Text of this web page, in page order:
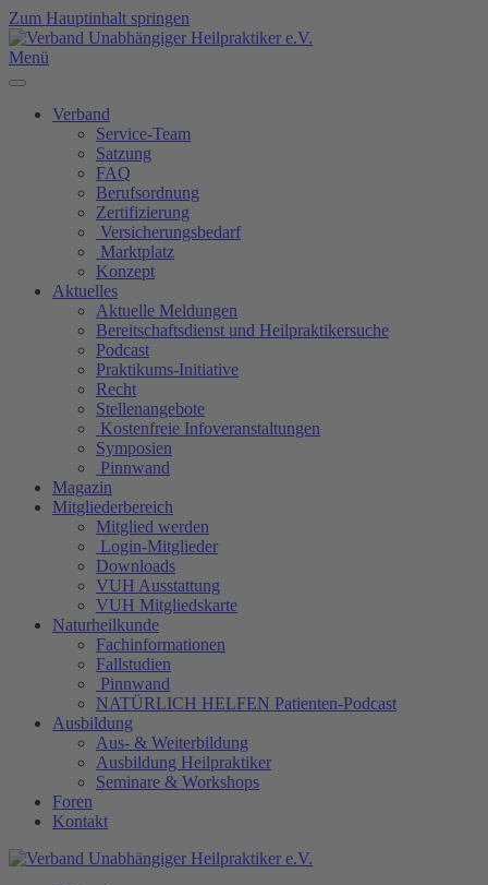
Zum Hauptinhalt springen
Menü
Verband
Service-Team
Satzung
FAQ
Berufsordnung
Zertifizierung
Versicherungsbedarf
Marktplatz
Konzept
Aktuelles
Aktuelle Meldungen
Bereitschaftsdienst und Heilpraktikersuche
Podcast
Praktikums-Initiative
Recht
Stellenangebote
Kostenfreie Infoveranstaltungen
Symposien
Pinnwand
Magazin
Mitgliederbereich
Mitglied werden
Login-Mitglieder
Downloads
VUH Ausstattung
VUH Mitgliedskarte
Naturheilkunde
Fachinformationen
Fallstudien
Pinnwand
NATÜRLICH HELFEN Patienten-Podcast
Ausbildung
Aus- & Weiterbildung
Ausbildung Heilpraktiker
Seminare & Workshops
Foren
Kontakt